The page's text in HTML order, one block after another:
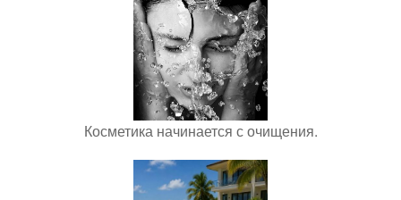
Косметика начинается с очищения.